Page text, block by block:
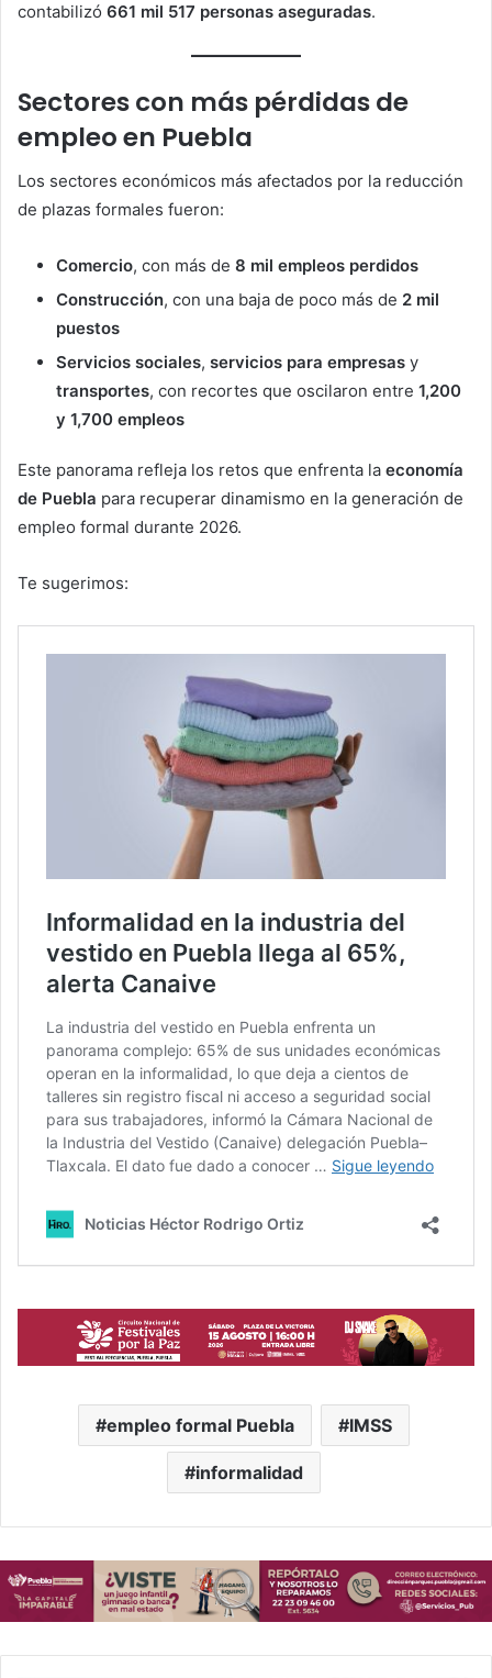
contabilizó 661 mil 517 personas aseguradas.
Sectores con más pérdidas de
empleo en Puebla
Los sectores económicos más afectados por la reducción
de plazas formales fueron:
Comercio, con más de 8 mil empleos perdidos
Construcción, con una baja de poco más de 2 mil
puestos
Servicios sociales, servicios para empresas y
transportes, con recortes que oscilaron entre 1,200
y 1,700 empleos
Este panorama refleja los retos que enfrenta la economía
de Puebla para recuperar dinamismo en la generación de
empleo formal durante 2026.
Te sugerimos:
empleo formal Puebla IMSS
informalidad